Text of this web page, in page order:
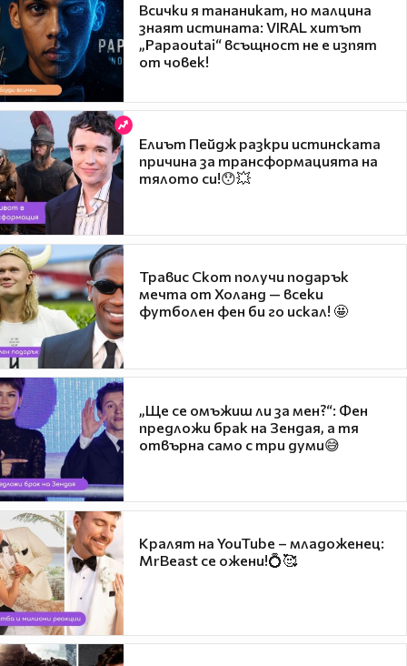
Всички я тананикат, но малцина
знаят истината: VIRAL хитът
„Papaoutai“ всъщност не е изпят
от човек!
Елиът Пейдж разкри истинската
причина за трансформацията на
тялото си!😯💥
Травис Скот получи подарък
мечта от Холанд — всеки
футболен фен би го искал! 🤩
„Ще се омъжиш ли за мен?“: Фен
предложи брак на Зендая, а тя
отвърна само с три думи😅
Кралят на YouTube – младоженец:
MrBeast се ожени!💍🥰